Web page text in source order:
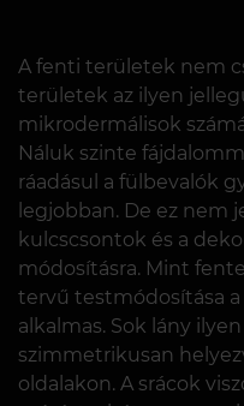
A fenti területek nem
területek az ilyen
mikrodermálisok
Náluk szinte
ráadásul a fülbevalók
legjobban. De ez nem
kulcscsontok és a
módosításra. Mint
tervű testmódosítása
alkalmas. Sok lány
szimmetrikusan
oldalakon. A srácok